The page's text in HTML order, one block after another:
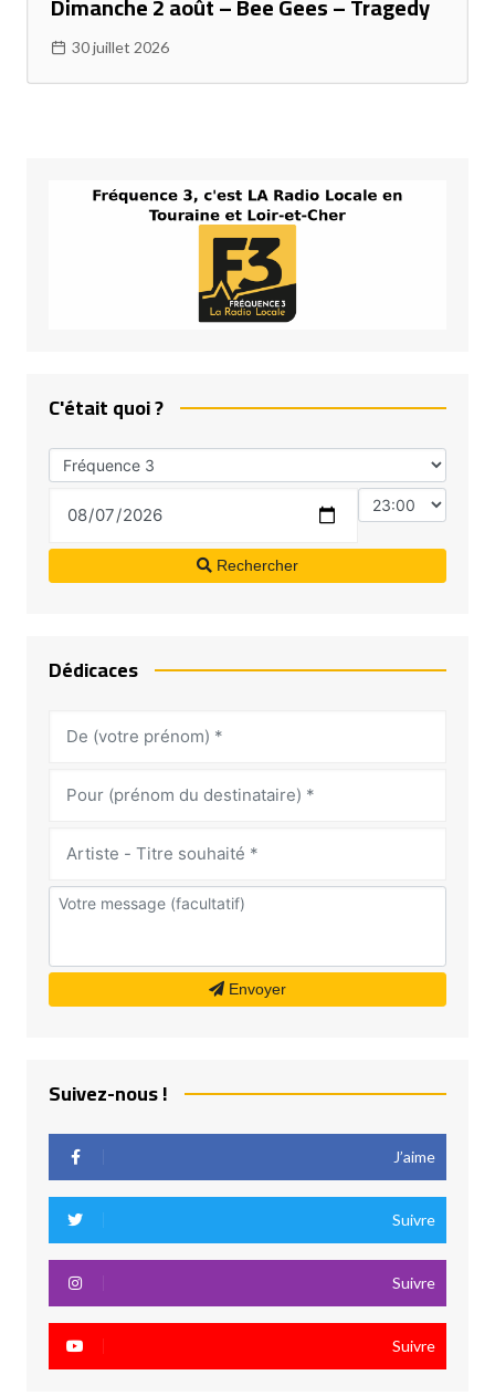
30 juillet 2026
C'était quoi ?
Rechercher
Dédicaces
Envoyer
Suivez-nous !
J’aime
Suivre
Suivre
Suivre